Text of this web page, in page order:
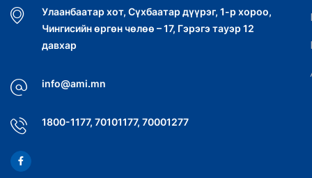
Улаанбаатар хот, Сүхбаатар дүүрэг, 1-р хороо,
Чингисийн өргөн чөлөө – 17, Гэрэгэ тауэр 12
давхар
info@ami.mn
1800-1177, 70101177, 70001277